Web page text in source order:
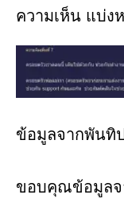
ความเห็น แบ่ง
ข้อมูลจากพันทิป
ขอบคุณข้อมูลจ